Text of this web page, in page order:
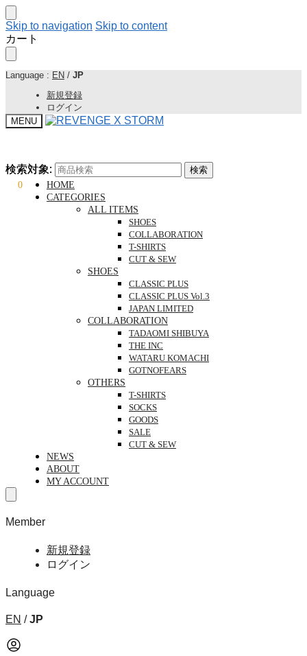
Skip to navigation Skip to content
カート
Language : EN / JP
新規登録
ログイン
MENU
検索対象:
検索
0
検索対象:
検索
HOME
CATEGORIES
ALL ITEMS
SHOES
COLLABORATION
T-SHIRTS
CUT & SEW
SHOES
CLASSIC PLUS
CLASSIC PLUS Vol.3
JAPAN LIMITED
COLLABORATION
TADAOMI SHIBUYA
THE INC
WATARU KOMACHI
GOTNOFEARS
OTHERS
T-SHIRTS
SOCKS
GOODS
SALE
CUT & SEW
NEWS
ABOUT
MY ACCOUNT
Member
新規登録
ログイン
Language
EN /JP